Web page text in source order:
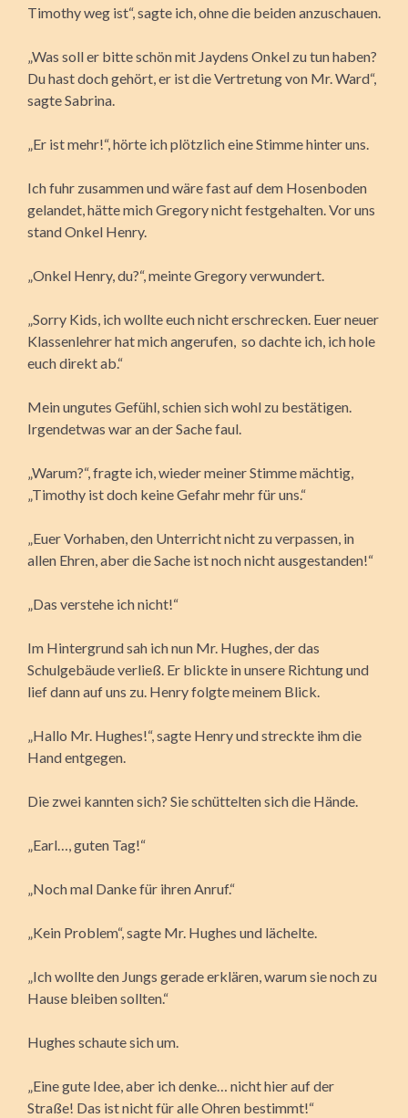
Timothy weg ist“, sagte ich, ohne die beiden anzuschauen.
„Was soll er bitte schön mit Jaydens Onkel zu tun haben?
Du hast doch gehört, er ist die Vertretung von Mr. Ward“,
sagte Sabrina.
„Er ist mehr!“, hörte ich plötzlich eine Stimme hinter uns.
Ich fuhr zusammen und wäre fast auf dem Hosenboden
gelandet, hätte mich Gregory nicht festgehalten. Vor uns
stand Onkel Henry.
„Onkel Henry, du?“, meinte Gregory verwundert.
„Sorry Kids, ich wollte euch nicht erschrecken. Euer neuer
Klassenlehrer hat mich angerufen, so dachte ich, ich hole
euch direkt ab.“
Mein ungutes Gefühl, schien sich wohl zu bestätigen.
Irgendetwas war an der Sache faul.
„Warum?“, fragte ich, wieder meiner Stimme mächtig,
„Timothy ist doch keine Gefahr mehr für uns.“
„Euer Vorhaben, den Unterricht nicht zu verpassen, in
allen Ehren, aber die Sache ist noch nicht ausgestanden!“
„Das verstehe ich nicht!“
Im Hintergrund sah ich nun Mr. Hughes, der das
Schulgebäude verließ. Er blickte in unsere Richtung und
lief dann auf uns zu. Henry folgte meinem Blick.
„Hallo Mr. Hughes!“, sagte Henry und streckte ihm die
Hand entgegen.
Die zwei kannten sich? Sie schüttelten sich die Hände.
„Earl…, guten Tag!“
„Noch mal Danke für ihren Anruf.“
„Kein Problem“, sagte Mr. Hughes und lächelte.
„Ich wollte den Jungs gerade erklären, warum sie noch zu
Hause bleiben sollten.“
Hughes schaute sich um.
„Eine gute Idee, aber ich denke… nicht hier auf der
Straße! Das ist nicht für alle Ohren bestimmt!“